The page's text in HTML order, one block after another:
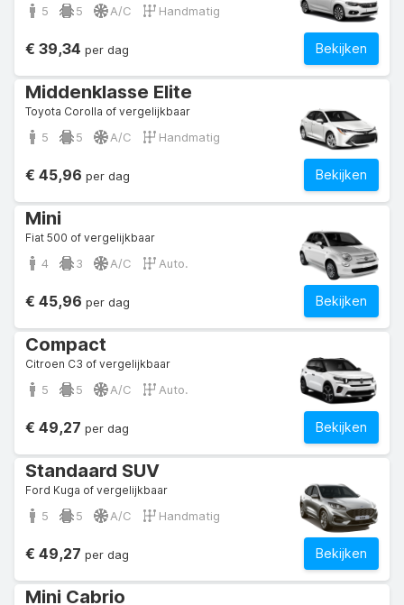
5 5 A/C Handmatig
Bekijken
€ 39,34 per dag
Middenklasse Elite
Toyota Corolla of vergelijkbaar
5 5 A/C Handmatig
Bekijken
€ 45,96 per dag
Mini
Fiat 500 of vergelijkbaar
4 3 A/C Auto.
Bekijken
€ 45,96 per dag
Compact
Citroen C3 of vergelijkbaar
5 5 A/C Auto.
Bekijken
€ 49,27 per dag
Standaard SUV
Ford Kuga of vergelijkbaar
5 5 A/C Handmatig
Bekijken
€ 49,27 per dag
Mini Cabrio